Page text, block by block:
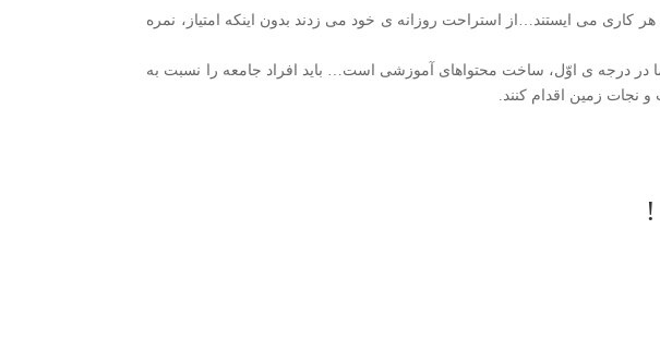
می ایستند…از استراحت روزانه ی خود می زدند بدون اینکه امتیاز، نمره
در درجه ی اوّل، ساخت محتواهای آموزشی است… باید افراد جامعه را نسبت به
نجات زمین اقدام کنند.